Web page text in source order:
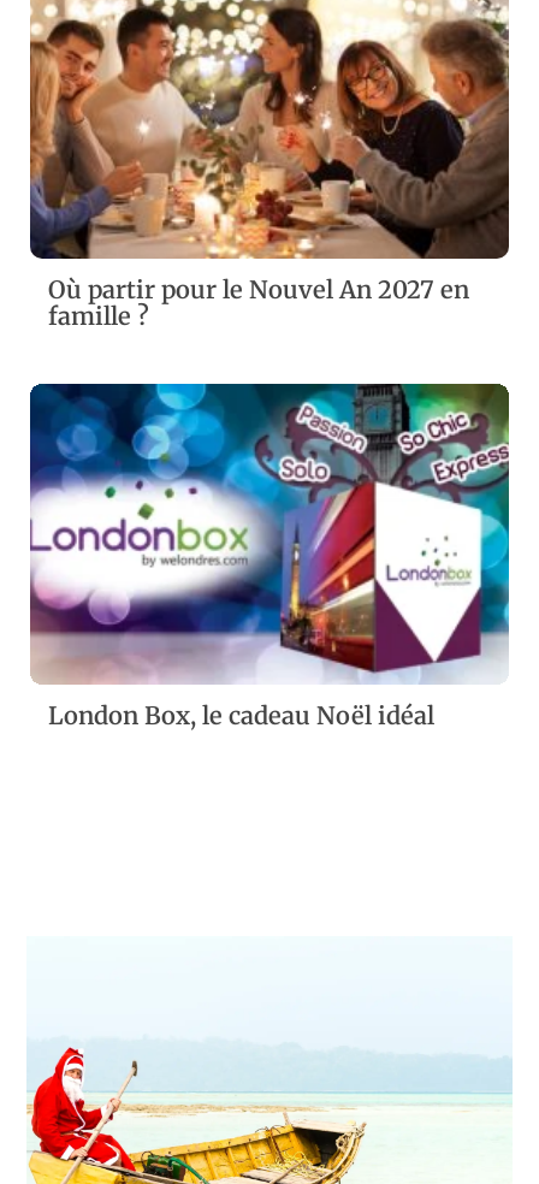
ZOOM VIEW
Où partir pour le Nouvel An 2027 en
famille ?
ZOOM VIEW
London Box, le cadeau Noël idéal